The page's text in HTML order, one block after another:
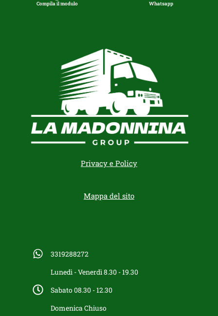
Compila il modulo Whatsapp
Privacy e Policy
Mappa del sito
3319288272
Lunedì - Venerdì 8.30 - 19.30
Sabato 08.30 - 12.30
Domenica Chiuso